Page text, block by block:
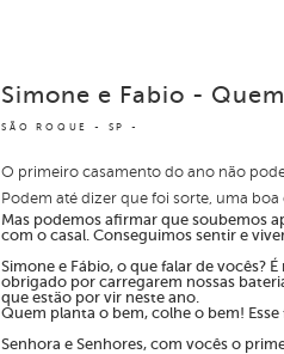
SÃO ROQUE - SP
Simone e Fabio -
O primeiro casamento do ano não
Podem até dizer que foi sorte, uma
Mas podemos afirmar que soubemos
com o casal. Conseguimos sentir e
Simone e Fábio, o que falar de vocês?
obrigado por carregarem nossas
que estão por vir neste ano.
Quem planta o bem, colhe o bem!
Senhora e Senhores, com vocês o